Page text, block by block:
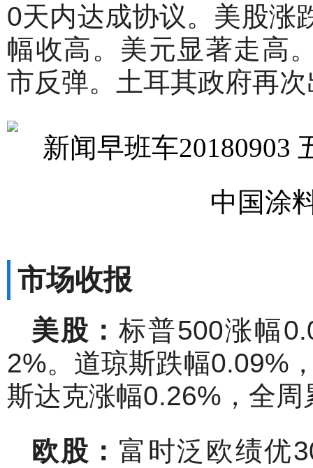
0天内达成协议。美股涨
幅收高。美元显著走高
市反弹。土耳其政府再
市场收报
美股：标普500涨幅
2%。道琼斯跌幅0.09%
斯达克涨幅0.26%，全
欧股： 富时泛欧绩优